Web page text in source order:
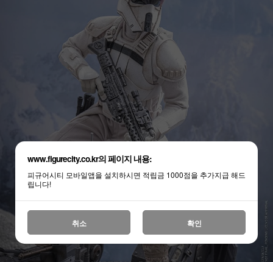
www.figurecity.co.kr의 페이지 내용:
피규어시티 모바일앱을 설치하시면 적립금 1000점을 추가지급 해드
립니다!
취소 확인